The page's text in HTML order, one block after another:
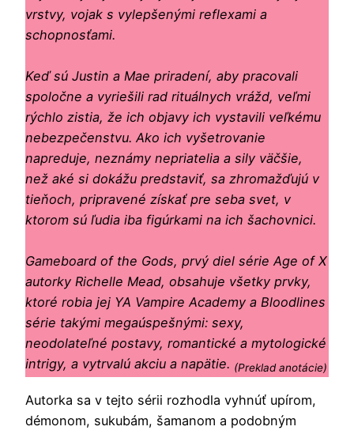
vrstvy, vojak s vylepšenými reflexami a
schopnosťami.
Keď sú Justin a Mae priradení, aby pracovali
spoločne a vyriešili rad rituálnych vrážd, veľmi
rýchlo zistia, že ich objavy ich vystavili veľkému
nebezpečenstvu. Ako ich vyšetrovanie
napreduje, neznámy nepriatelia a sily väčšie,
než aké si dokážu predstaviť, sa zhromažďujú v
tieňoch, pripravené získať pre seba svet, v
ktorom sú ľudia iba figúrkami na ich šachovnici.
Gameboard of the Gods, prvý diel série Age of X
autorky Richelle Mead, obsahuje všetky prvky,
ktoré robia jej YA Vampire Academy a Bloodlines
série takými megaúspešnými: sexy,
neodolateľné postavy, romantické a mytologické
intrigy, a vytrvalú akciu a napätie. (Preklad anotácie)
Autorka sa v tejto sérii rozhodla vyhnúť upírom,
démonom, sukubám, šamanom a podobným